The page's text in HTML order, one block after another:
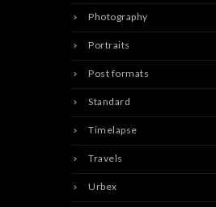
Photography
Portraits
Post formats
Standard
Timelapse
Travels
Urbex